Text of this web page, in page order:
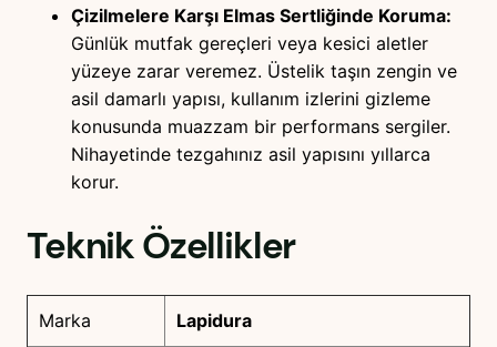
Çizilmelere Karşı Elmas Sertliğinde Koruma:
Günlük mutfak gereçleri veya kesici aletler
yüzeye zarar veremez. Üstelik taşın zengin ve
asil damarlı yapısı, kullanım izlerini gizleme
konusunda muazzam bir performans sergiler.
Nihayetinde tezgahınız asil yapısını yıllarca
korur.
Teknik Özellikler
Marka Lapidura